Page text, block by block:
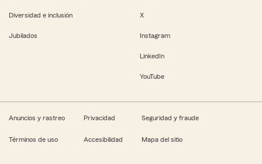
Diversidad e inclusión
Jubilados
X
Instagram
LinkedIn
YouTube
Anuncios y rastreo Privacidad Seguridad y fraude
Términos de uso Accesibilidad Mapa del sitio